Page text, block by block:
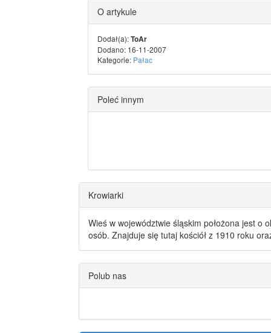
O artykule
Dodał(a):ToAr
Dodano: 16-11-2007
Kategorie: Pałac
Poleć innym
Krowiarki
Wieś w województwie śląskim położona jest o
osób. Znajduje się tutaj kościół z 1910 roku
Polub nas